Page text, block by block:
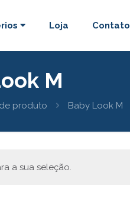
Loja Contato
M
produto Baby Look M
a sua seleção.